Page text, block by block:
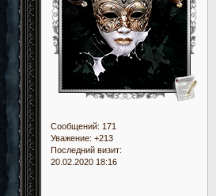
Сообщений: 171
Уважение: +213
Последний визит:
20.02.2020 18:16